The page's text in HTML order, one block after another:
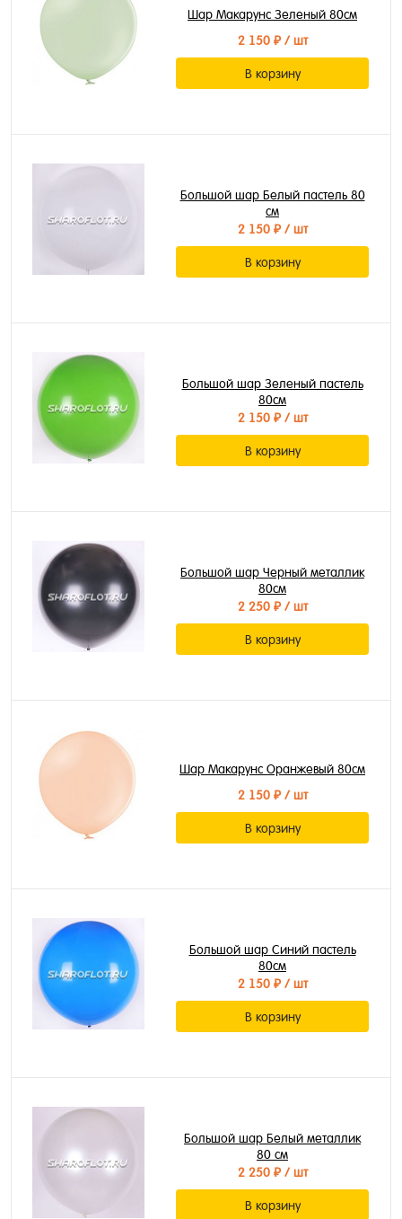
Шар Макарунс Зеленый 80см
2 150 ₽/ шт
В корзину
Большой шар Белый пастель 80
см
2 150 ₽/ шт
В корзину
Большой шар Зеленый пастель
80см
2 150 ₽/ шт
В корзину
Большой шар Черный металлик
80см
2 250 ₽/ шт
В корзину
Шар Макарунс Оранжевый 80см
2 150 ₽/ шт
В корзину
Большой шар Синий пастель
80см
2 150 ₽/ шт
В корзину
Большой шар Белый металлик
80 см
2 250 ₽/ шт
В корзину